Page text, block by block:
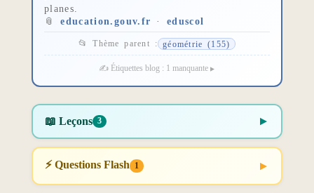
planes.
📎education.gouv.fr · eduscol
📂 Thème parent : géométrie (155)
✍️ Étiquettes blog : 1 manquante
📖 Leçons 3
⚡ Questions Flash 1